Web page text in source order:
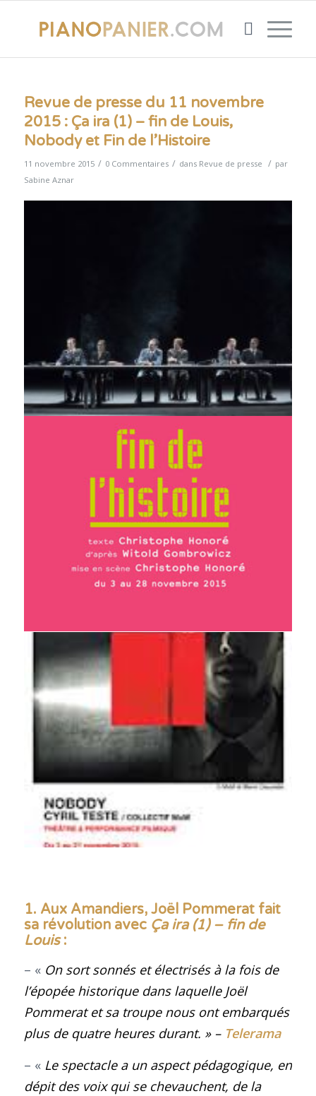
Revue de presse du 11 novembre
2015 : Ça ira (1) – fin de Louis,
Nobody et Fin de l’Histoire
11 novembre 2015 / 0 Commentaires / dans Revue de presse / par
Sabine Aznar
1. Aux Amandiers, Joël Pommerat fait
sa révolution avec Ça ira (1) – fin de
Louis:
– « On sort sonnés et électrisés à la fois de
l’épopée historique dans laquelle Joël
Pommerat et sa troupe nous ont embarqués
plus de quatre heures durant. »– Telerama
– « Le spectacle a un aspect pédagogique, en
dépit des voix qui se chevauchent, de la